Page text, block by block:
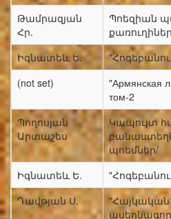
Թամրազյան
Հր.
Պոեզիան
Իգնատեև Ե.
(not set)
"Армянская
том-2
Պողոսյան
Արտաշես
Կապույտ
պոեմներ/
Իգնատեև Ե.
Դավթյան Ս.
"Հայկական